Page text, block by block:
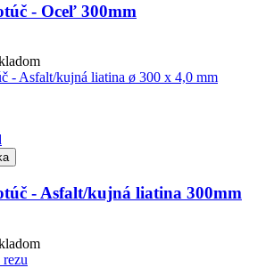
- Oceľ 300mm
- Asfalt/kujná liatina 300mm